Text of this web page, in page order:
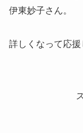
伊東妙子さん。
詳しくなって応援